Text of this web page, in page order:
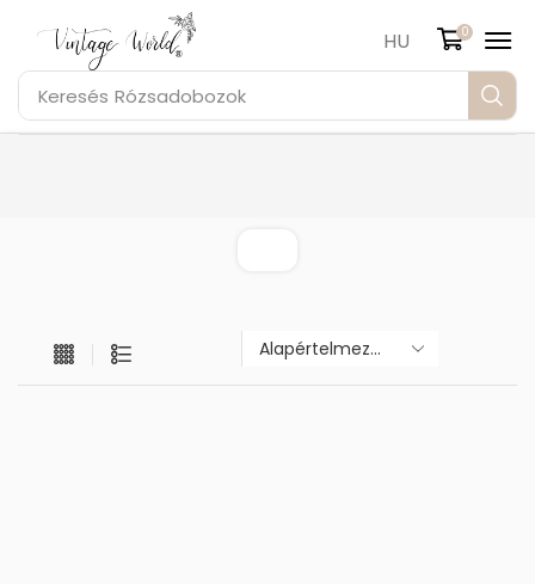
Keresés Rózsadobozok
HU 0